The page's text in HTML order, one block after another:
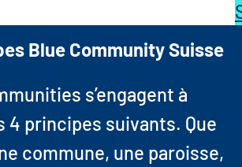
Blue Community Suisse
s’engagent à
4 principes suivants. Que
commune, une paroisse,